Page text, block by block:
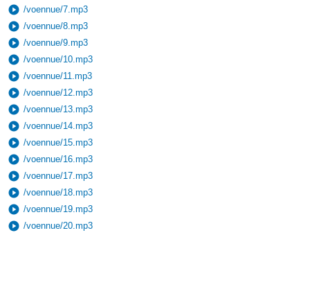
play_circle /voennue/7.mp3
play_circle /voennue/8.mp3
play_circle /voennue/9.mp3
play_circle /voennue/10.mp3
play_circle /voennue/11.mp3
play_circle /voennue/12.mp3
play_circle /voennue/13.mp3
play_circle /voennue/14.mp3
play_circle /voennue/15.mp3
play_circle /voennue/16.mp3
play_circle /voennue/17.mp3
play_circle /voennue/18.mp3
play_circle /voennue/19.mp3
play_circle /voennue/20.mp3